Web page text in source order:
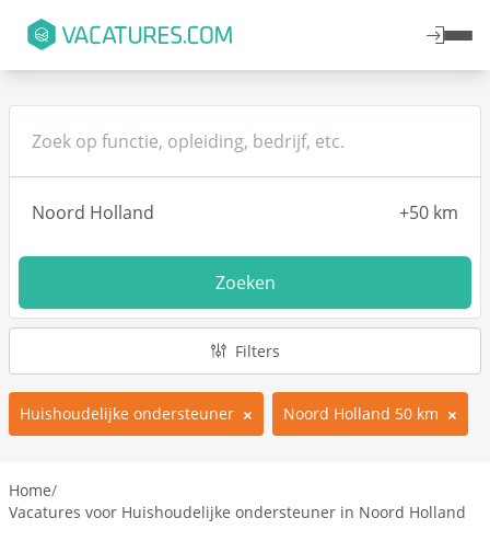
Zoeken
Filters
Huishoudelijke ondersteuner Noord Holland 50 km
Home/
Vacatures voor Huishoudelijke ondersteuner in Noord Holland